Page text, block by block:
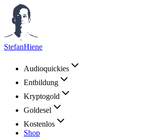
StefanHiene
Audioquickies
Entbildung
Kryptogold
Goldesel
Kostenlos
Shop